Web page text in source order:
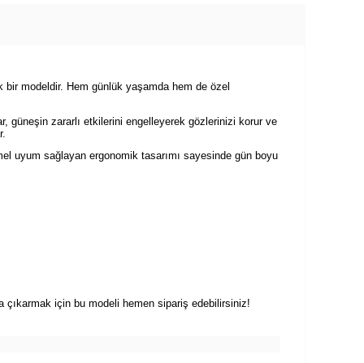
bir modeldir. Hem günlük yaşamda hem de özel
güneşin zararlı etkilerini engelleyerek gözlerinizi korur ve
uyum sağlayan ergonomik tasarımı sayesinde gün boyu
çıkarmak için bu modeli hemen sipariş edebilirsiniz!